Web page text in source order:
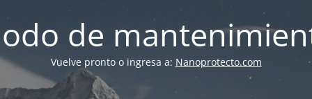
de
Vuelve pronto o ingresa a: Nanoprotecto.com